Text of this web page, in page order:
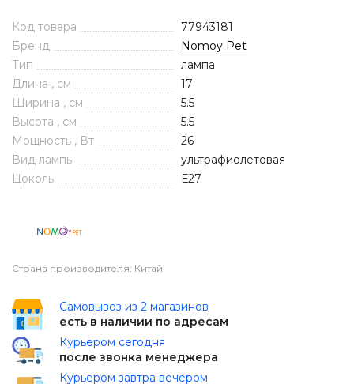
Код товара
77943181
Бренд
Nomoy Pet
Тип
лампа
Длина , см
17
Ширина , см
5.5
Высота , см
5.5
Мощность , Вт
26
Вид лампы
ультрафиолетовая
Цоколь
Е27
Страна производителя: Китай
Самовывоз из 2 магазинов
есть в наличии по адресам
Курьером сегодня
после звонка менеджера
Курьером завтра вечером